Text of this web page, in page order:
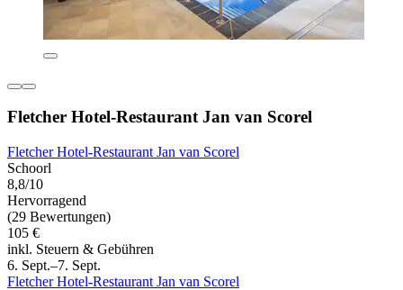
Fletcher Hotel-Restaurant Jan van Scorel
Fletcher Hotel-Restaurant Jan van Scorel
Schoorl
8,8/10
Hervorragend
(29 Bewertungen)
105 €
inkl. Steuern & Gebühren
6. Sept.–7. Sept.
Fletcher Hotel-Restaurant Jan van Scorel